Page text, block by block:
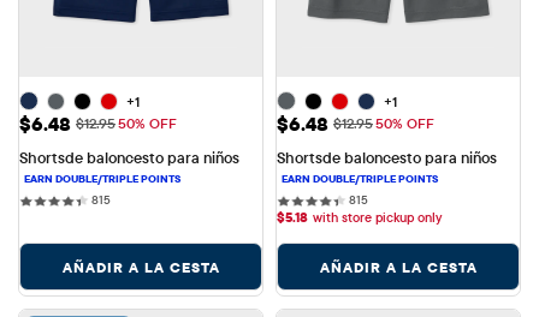
+1
Precio de venta: $6.48
$6.48 Precio original: $12.95
$12.9550% OFF
Shortsde baloncesto para niños
815815 reviews
AÑADIR A LA CESTA
+1
Precio de venta: $6.48
$6.48 Precio original: $12.95
$12.9550% OFF
Shortsde baloncesto para niños
815815 reviews
$5.18 with store pickup only
AÑADIR A LA CESTA